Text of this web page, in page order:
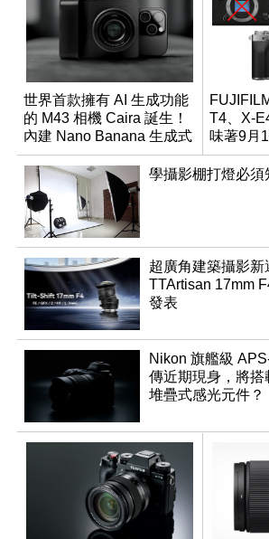
世界首款擁有 AI 生成功能
的 M43 相機 Caira 誕生！
內建 Nano Banana 生成式
AI
T4、X-
味著9月
機發表？
學攝影棚打燈必須
超廣角建築攝影
TTArtisan 17mm
發表
Nikon 旗艦級
傳近期現身，將搭
堆疊式感光元件？